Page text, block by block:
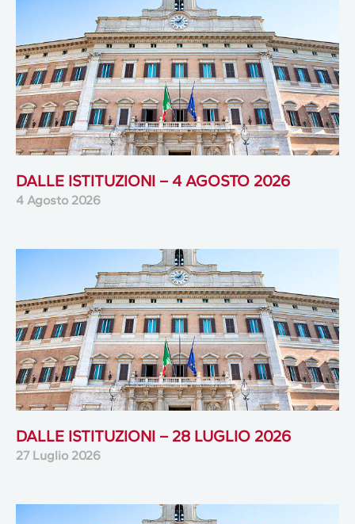
DALLE ISTITUZIONI – 4 AGOSTO 2026
4 Agosto 2026
DALLE ISTITUZIONI – 28 LUGLIO 2026
27 Luglio 2026